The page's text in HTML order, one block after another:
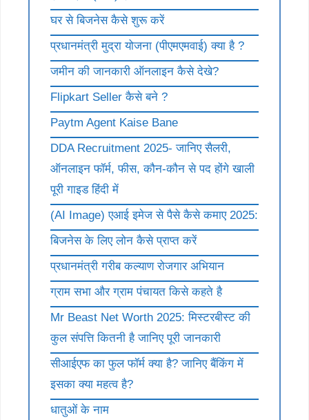
घर से बिजनेस कैसे शुरू करें
प्रधानमंत्री मुद्रा योजना (पीएमएमवाई) क्या है ?
जमीन की जानकारी ऑनलाइन कैसे देखे?
Flipkart Seller कैसे बने ?
Paytm Agent Kaise Bane
DDA Recruitment 2025- जानिए सैलरी,
ऑनलाइन फॉर्म, फीस, कौन-कौन से पद होंगे खाली
पूरी गाइड हिंदी में
(AI Image) एआई इमेज से पैसे कैसे कमाए 2025:
बिजनेस के लिए लोन कैसे प्राप्त करें
प्रधानमंत्री गरीब कल्याण रोजगार अभियान
ग्राम सभा और ग्राम पंचायत किसे कहते है
Mr Beast Net Worth 2025: मिस्टरबीस्ट की
कुल संपत्ति कितनी है जानिए पूरी जानकारी
सीआईएफ का फुल फॉर्म क्या है? जानिए बैंकिंग में
इसका क्या महत्व है?
धातुओं के नाम